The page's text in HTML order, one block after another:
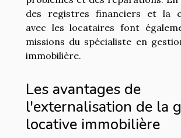
des registres financiers et la
avec les locataires font
missions du spécialiste en
immobilière.
Les avantages de
l'externalisation de la
locative immobilière